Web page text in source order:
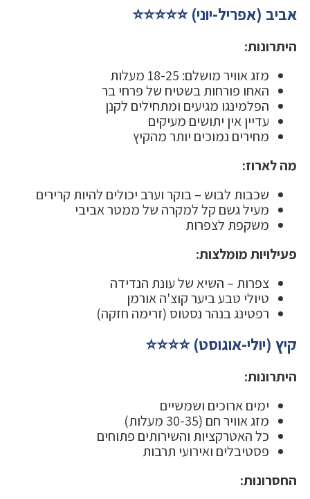
אביב (אפריל-יוני) ⭐⭐⭐⭐⭐
היתרונות:
מזג אוויר מושלם: 18-25 מעלות
האחו פורחות בשטיח של פרחי בר
הפלמינגו מגיעים ומתחילים לקנן
עדיין אין יתושים מעיקים
מחירים נמוכים יותר מהקיץ
מה לארוז:
שכבות לבוש – בוקר וערב יכולים להיות קרירים
מעיל גשם קל למקרה של ממטר אביבי
משקפת לצפרות
פעילויות מומלצות:
צפרות – השיא של עונת הנדידה
טיולי טבע ביער קוצ'ה אורמן
רפטינג בנהר נסטוס (זרימה חזקה)
קיץ (יולי-אוגוסט) ⭐⭐⭐⭐
היתרונות:
ימים ארוכים ושמשיים
מזג אוויר חם (30-35 מעלות)
כל האטרקציות והשירותים פתוחים
פסטיבלים ואירועי תרבות
החסרונות: